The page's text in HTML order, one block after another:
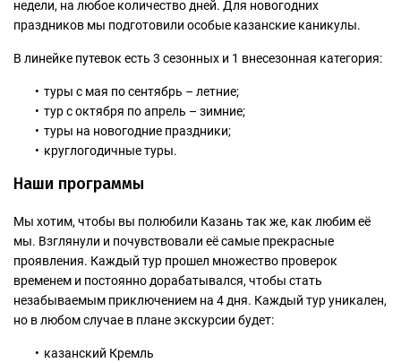
недели, на любое количество дней. Для новогодних
праздников мы подготовили особые казанские каникулы.
В линейке путевок есть 3 сезонных и 1 внесезонная категория:
туры с мая по сентябрь – летние;
тур с октября по апрель – зимние;
туры на новогодние праздники;
круглогодичные туры.
Наши программы
Мы хотим, чтобы вы полюбили Казань так же, как любим её
мы. Взглянули и почувствовали её самые прекрасные
проявления. Каждый тур прошел множество проверок
временем и постоянно дорабатывался, чтобы стать
незабываемым приключением на 4 дня. Каждый тур уникален,
но в любом случае в плане экскурсии будет:
казанский Кремль